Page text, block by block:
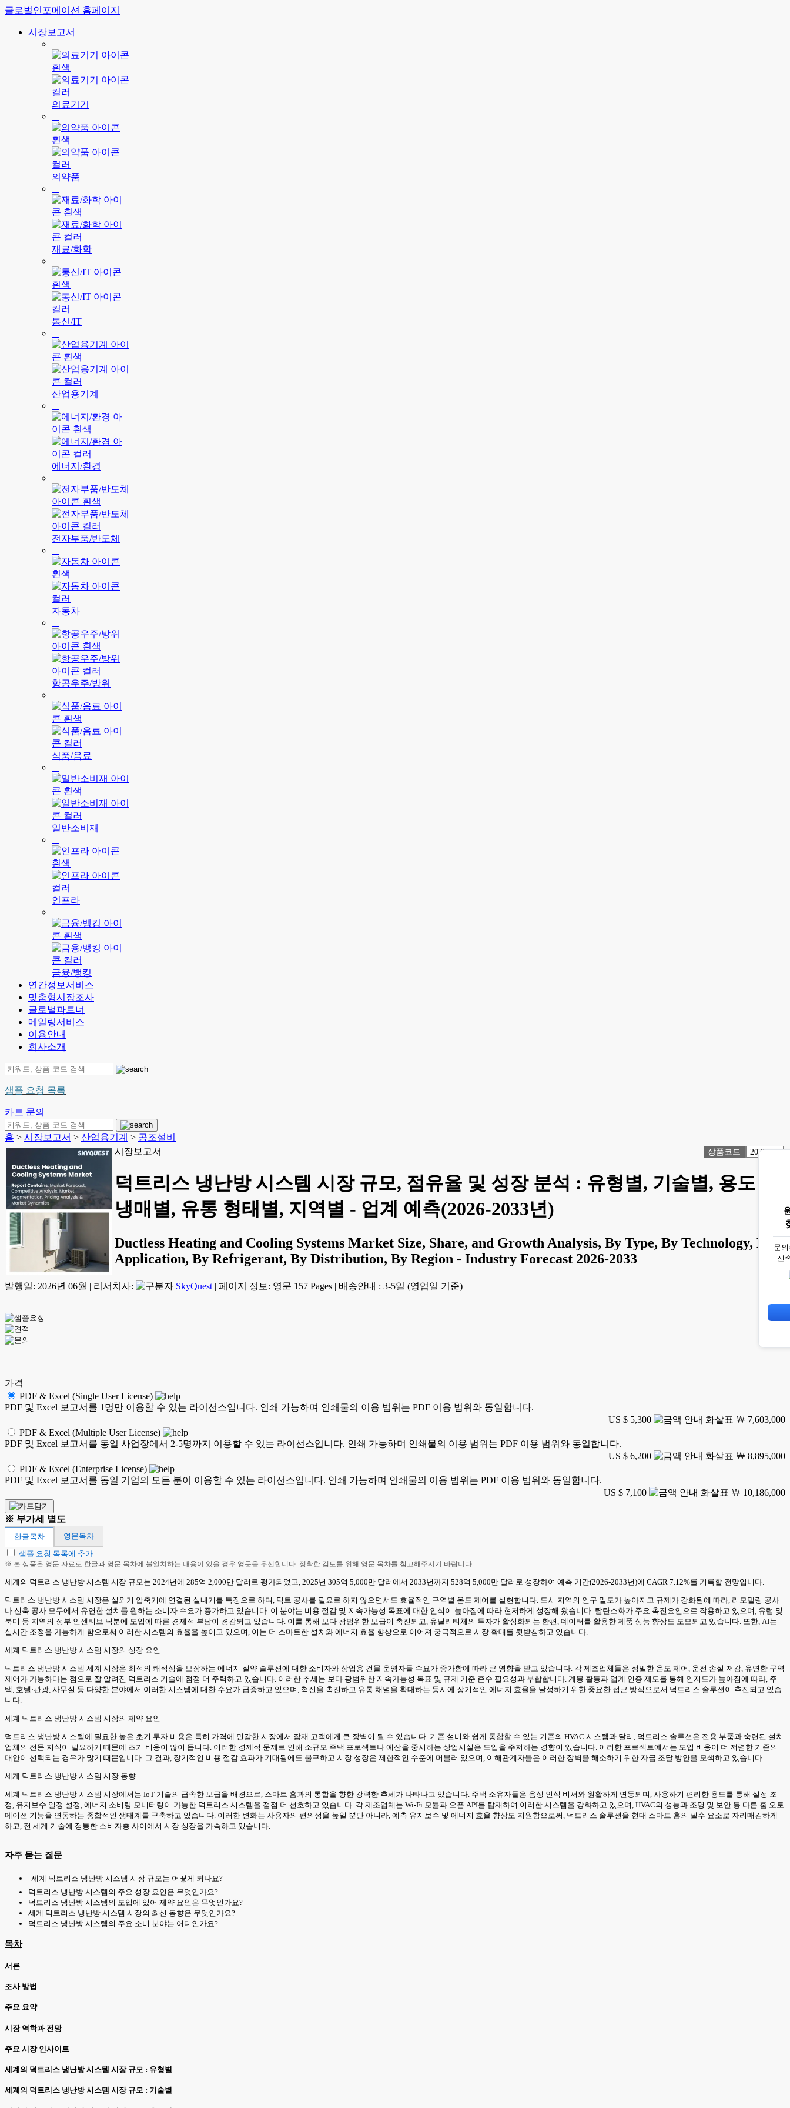
글로벌인포메이션 홈페이지
시장보고서
의료기기
의약품
재료/화학
통신/IT
산업용기계
에너지/환경
전자부품/반도체
자동차
항공우주/방위
식품/음료
일반소비재
인프라
금융/뱅킹
연간정보서비스
맞춤형시장조사
글로벌파트너
메일링서비스
이용안내
회사소개
샘플 요청 목록
카트 문의
홈 > 시장보고서 > 산업용기계 > 공조설비
시장보고서
상품코드 2078340
덕트리스 냉난방 시스템 시장 규모, 점유율 및 성장 분석 : 유형별, 기술별, 용도별,
냉매별, 유통 형태별, 지역별 - 업계 예측(2026-2033년)
Ductless Heating and Cooling Systems Market Size, Share, and Growth Analysis, By Type, By Technology, By
Application, By Refrigerant, By Distribution, By Region - Industry Forecast 2026-2033
발행일: 2026년 06월 | 리서치사: SkyQuest | 페이지 정보: 영문 157 Pages | 배송안내 : 3-5일 (영업일 기준)
가격
PDF & Excel (Single User License)
PDF 및 Excel 보고서를 1명만 이용할 수 있는 라이선스입니다. 인쇄 가능하며 인쇄물의 이용 범위는 PDF 이용 범위와 동일합니다.
US $ 5,300
￦ 7,603,000
PDF & Excel (Multiple User License)
PDF 및 Excel 보고서를 동일 사업장에서 2-5명까지 이용할 수 있는 라이선스입니다. 인쇄 가능하며 인쇄물의 이용 범위는 PDF 이용 범위와 동일합니다.
US $ 6,200
￦ 8,895,000
PDF & Excel (Enterprise License)
PDF 및 Excel 보고서를 동일 기업의 모든 분이 이용할 수 있는 라이선스입니다. 인쇄 가능하며 인쇄물의 이용 범위는 PDF 이용 범위와 동일합니다.
US $ 7,100
￦ 10,186,000
※ 부가세 별도
한글목차
영문목차
샘플 요청 목록에 추가
※ 본 상품은 영문 자료로 한글과 영문 목차에 불일치하는 내용이 있을 경우 영문을 우선합니다. 정확한 검토를 위해 영문 목차를 참고해주시기 바랍니다.
세계의 덕트리스 냉난방 시스템 시장 규모는 2024년에 285억 2,000만 달러로 평가되었고, 2025년 305억 5,000만 달러에서 2033년까지 528억 5,000만 달러로 성장하여 예측 기간(2026-2033년)에 CAGR 7.12%를 기록할 전망입니다.
덕트리스 냉난방 시스템 시장은 실외기 압축기에 연결된 실내기를 특징으로 하며, 덕트 공사를 필요로 하지 않으면서도 효율적인 구역별 온도 제어를 실현합니다. 도시 지역의 인구 밀도가 높아지고 규제가 강화됨에 따라, 리모델링 공사
나 신축 공사 모두에서 유연한 설치를 원하는 소비자 수요가 증가하고 있습니다. 이 분야는 비용 절감 및 지속가능성 목표에 대한 인식이 높아짐에 따라 현저하게 성장해 왔습니다. 탈탄소화가 주요 촉진요인으로 작용하고 있으며, 유럽 및
북미 등 지역의 정부 인센티브 덕분에 도입에 따른 경제적 부담이 경감되고 있습니다. 이를 통해 보다 광범위한 보급이 촉진되고, 유틸리티체의 투자가 활성화되는 한편, 데이터를 활용한 제품 성능 향상도 도모되고 있습니다. 또한, AI는
실시간 조정을 가능하게 함으로써 이러한 시스템의 효율을 높이고 있으며, 이는 더 스마트한 설치와 에너지 효율 향상으로 이어져 궁극적으로 시장 확대를 뒷받침하고 있습니다.
세계 덕트리스 냉난방 시스템 시장의 성장 요인
덕트리스 냉난방 시스템 세계 시장은 최적의 쾌적성을 보장하는 에너지 절약 솔루션에 대한 소비자와 상업용 건물 운영자들 수요가 증가함에 따라 큰 영향을 받고 있습니다. 각 제조업체들은 정밀한 온도 제어, 운전 손실 저감, 유연한 구역
제어가 가능하다는 점으로 잘 알려진 덕트리스 기술에 점점 더 주력하고 있습니다. 이러한 추세는 보다 광범위한 지속가능성 목표 및 규제 기준 준수 필요성과 부합합니다. 계몽 활동과 업계 인증 제도를 통해 인지도가 높아짐에 따라, 주
택, 호텔·관광, 사무실 등 다양한 분야에서 이러한 시스템에 대한 수요가 급증하고 있으며, 혁신을 촉진하고 유통 채널을 확대하는 동시에 장기적인 에너지 효율을 달성하기 위한 중요한 접근 방식으로서 덕트리스 솔루션이 추진되고 있습
니다.
세계 덕트리스 냉난방 시스템 시장의 제약 요인
덕트리스 냉난방 시스템에 필요한 높은 초기 투자 비용은 특히 가격에 민감한 시장에서 잠재 고객에게 큰 장벽이 될 수 있습니다. 기존 설비와 쉽게 통합할 수 있는 기존의 HVAC 시스템과 달리, 덕트리스 솔루션은 전용 부품과 숙련된 설치
업체의 전문 지식이 필요하기 때문에 초기 비용이 많이 듭니다. 이러한 경제적 문제로 인해 소규모 주택 프로젝트나 예산을 중시하는 상업시설은 도입을 주저하는 경향이 있습니다. 이러한 프로젝트에서는 도입 비용이 더 저렴한 기존의
대안이 선택되는 경우가 많기 때문입니다. 그 결과, 장기적인 비용 절감 효과가 기대됨에도 불구하고 시장 성장은 제한적인 수준에 머물러 있으며, 이해관계자들은 이러한 장벽을 해소하기 위한 자금 조달 방안을 모색하고 있습니다.
세계 덕트리스 냉난방 시스템 시장 동향
세계 덕트리스 냉난방 시스템 시장에서는 IoT 기술의 급속한 보급을 배경으로, 스마트 홈과의 통합을 향한 강력한 추세가 나타나고 있습니다. 주택 소유자들은 음성 인식 비서와 원활하게 연동되며, 사용하기 편리한 용도를 통해 설정 조
정, 유지보수 일정 설정, 에너지 소비량 모니터링이 가능한 덕트리스 시스템을 점점 더 선호하고 있습니다. 각 제조업체는 Wi-Fi 모듈과 오픈 API를 탑재하여 이러한 시스템을 강화하고 있으며, HVAC의 성능과 조명 및 보안 등 다른 홈 오토
메이션 기능을 연동하는 종합적인 생태계를 구축하고 있습니다. 이러한 변화는 사용자의 편의성을 높일 뿐만 아니라, 예측 유지보수 및 에너지 효율 향상도 지원함으로써, 덕트리스 솔루션을 현대 스마트 홈의 필수 요소로 자리매김하게
하고, 전 세계 기술에 정통한 소비자층 사이에서 시장 성장을 가속하고 있습니다.
자주 묻는 질문
세계 덕트리스 냉난방 시스템 시장 규모는 어떻게 되나요?
덕트리스 냉난방 시스템의 주요 성장 요인은 무엇인가요?
덕트리스 냉난방 시스템의 도입에 있어 제약 요인은 무엇인가요?
세계 덕트리스 냉난방 시스템 시장의 최신 동향은 무엇인가요?
덕트리스 냉난방 시스템의 주요 소비 분야는 어디인가요?
목차
서론
조사 방법
주요 요약
시장 역학과 전망
주요 시장 인사이트
세계의 덕트리스 냉난방 시스템 시장 규모 : 유형별
세계의 덕트리스 냉난방 시스템 시장 규모 : 기술별
문
신